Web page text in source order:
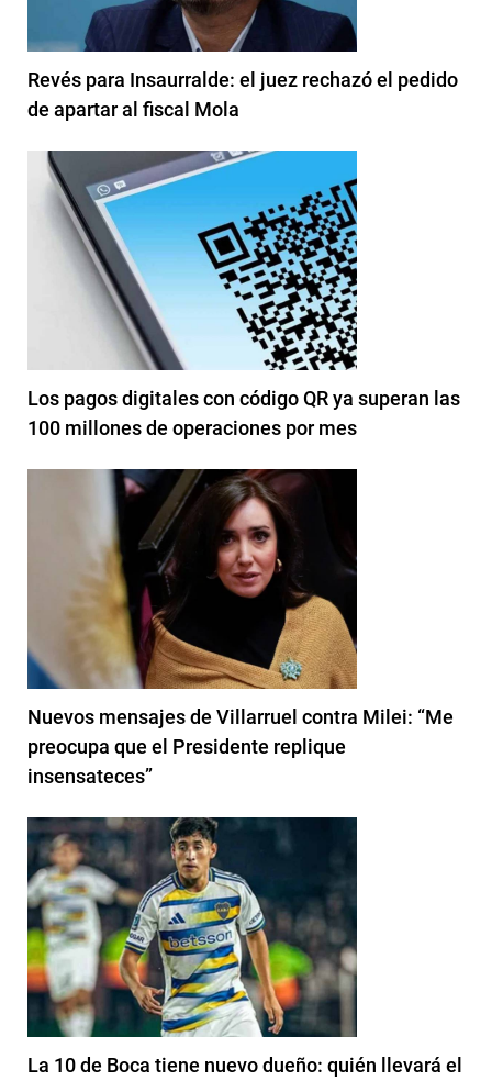
Revés para Insaurralde: el juez rechazó el pedido
de apartar al fiscal Mola
Los pagos digitales con código QR ya superan las
100 millones de operaciones por mes
Nuevos mensajes de Villarruel contra Milei: “Me
preocupa que el Presidente replique
insensateces”
La 10 de Boca tiene nuevo dueño: quién llevará el